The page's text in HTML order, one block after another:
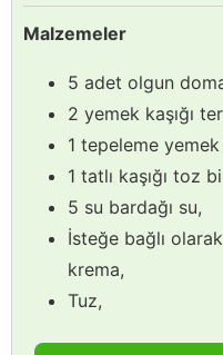
Malzemeler
5 adet olgun
2 yemek kaşığı
1 tepeleme yemek
1 tatlı kaşığı toz
5 su bardağı su,
İsteğe bağlı
krema,
Tuz,